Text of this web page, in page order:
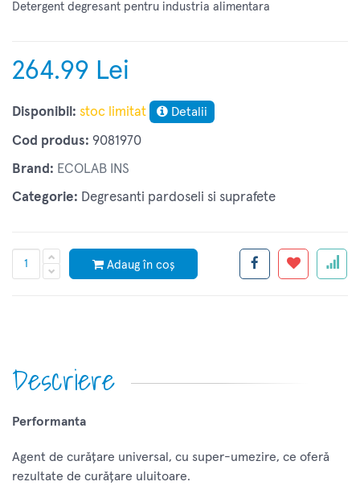
Detergent degresant pentru industria alimentara
264.99 Lei
Disponibil: stoc limitat Detalii
Cod produs: 9081970
Brand: ECOLAB INS
Categorie: Degresanti pardoseli si suprafete
Adaug în coș
Descriere
Performanta
Agent de curățare universal, cu super-umezire, ce oferă
rezultate de curățare uluitoare.